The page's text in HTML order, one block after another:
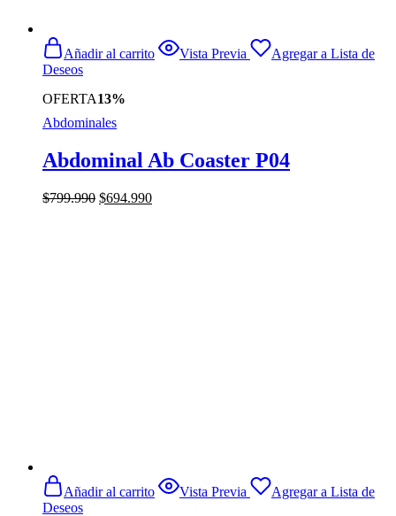
OFERTA13%
Añadir al carrito Vista Previa
Agregar a Lista de
Deseos
Abdominales
Abdominal Ab Coaster P04
$799.990 El
$694.990El
Añadir al carrito Vista Previa
Agregar a Lista de
Deseos